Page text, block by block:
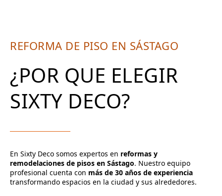
REFORMA DE PISO EN SÁSTAGO
¿POR QUE ELEGIR
SIXTY DECO?
En Sixty Deco somos expertos en reformas y
remodelaciones de pisos en Sástago. Nuestro equipo
profesional cuenta con más de 30 años de experiencia
transformando espacios en la ciudad y sus alrededores.